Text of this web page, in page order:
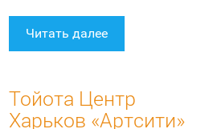
Читать далее
Тойота Центр
Харьков «Артсити»